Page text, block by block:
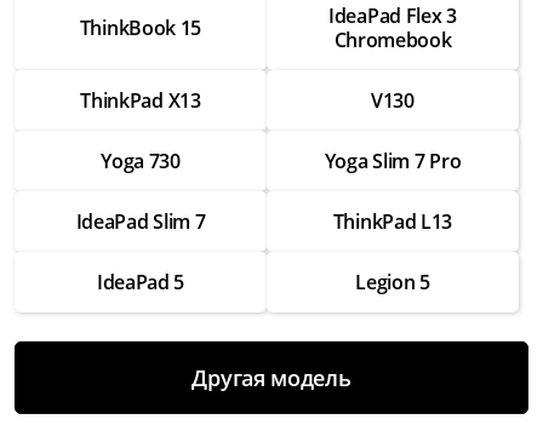
Модернизация
от 3 500 ₽
от 4 000 ₽
Замена HDD
Замена экрана
ThinkBook 15
IdeaPad Flex 3
Chromebook
ThinkPad X13 V130
Yoga 730 Yoga Slim 7 Pro
IdeaPad Slim 7 ThinkPad L13
IdeaPad 5 Legion 5
Другая модель